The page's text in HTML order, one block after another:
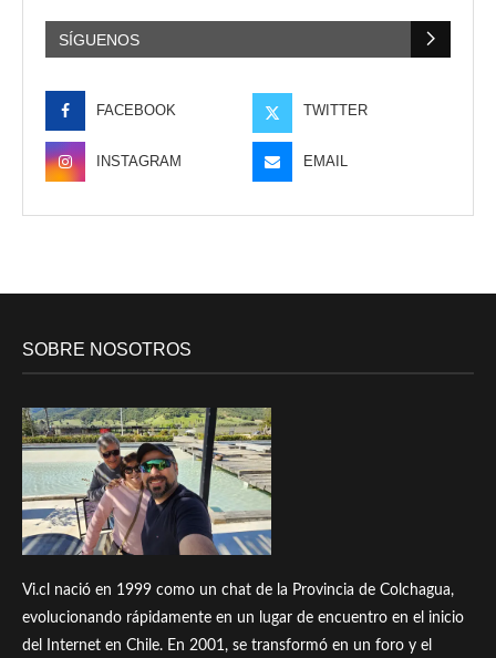
SÍGUENOS
FACEBOOK TWITTER
INSTAGRAM EMAIL
SOBRE NOSOTROS
Vi.cl nació en 1999 como un chat de la Provincia de Colchagua,
evolucionando rápidamente en un lugar de encuentro en el inicio
del Internet en Chile. En 2001, se transformó en un foro y el